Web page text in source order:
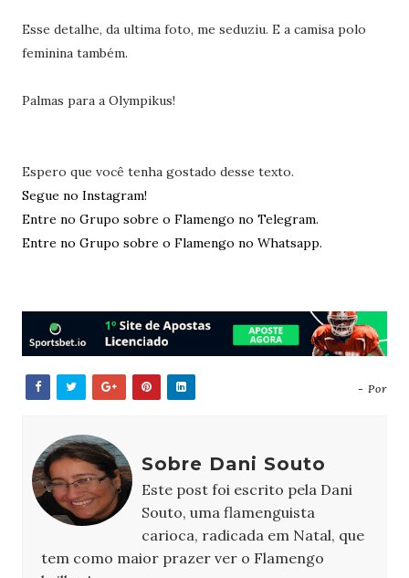
Esse detalhe, da ultima foto, me seduziu. E a camisa polo
feminina também.
Palmas para a Olympikus!
Espero que você tenha gostado desse texto.
Segue no Instagram!
Entre no Grupo sobre o Flamengo no Telegram.
Entre no Grupo sobre o Flamengo no Whatsapp.
- Por
Sobre Dani Souto
Este post foi escrito pela Dani
Souto, uma flamenguista
carioca, radicada em Natal, que
tem como maior prazer ver o Flamengo